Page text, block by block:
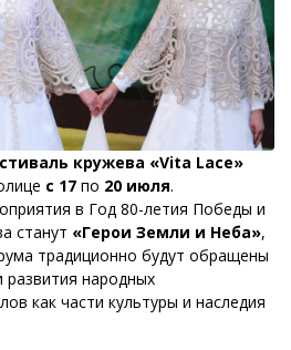
кружева «Vita Lace»
с 17 по 20 июля.
в Год 80-летия Победы и
станут «Герои Земли и Неба»,
традиционно будут обращены
развития народных
как части культуры и наследия